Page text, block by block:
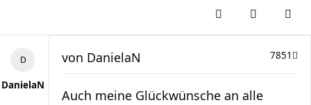
DanielaN
7851
von DanielaN
Auch meine Glückwünsche an alle